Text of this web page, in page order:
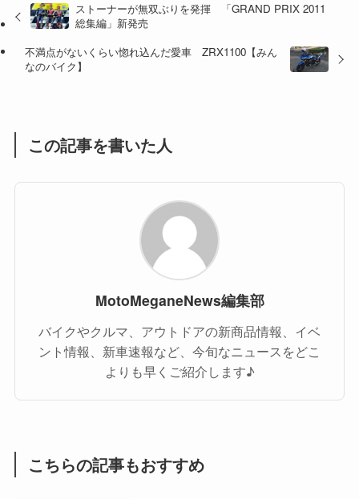
(47)
(16)
(1)
ストーナーが無双ぶりを発揮 「GRAND PRIX 2011
総集編」新発売
不満点がないくらい惚れ込んだ愛車 ZRX1100【みん
なのバイク】
この記事を書いた人
MotoMeganeNews編集部
バイクやクルマ、アウトドアの新商品情報、イベ
ント情報、新車速報など、今旬なニュースをどこ
よりも早くご紹介します♪
こちらの記事もおすすめ